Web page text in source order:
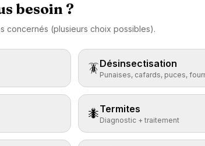
besoin ?
concernés (plusieurs choix possibles).
🪳Désinsectisation
Punaises, cafards, puces,
🐜Termites
Diagnostic + traitement